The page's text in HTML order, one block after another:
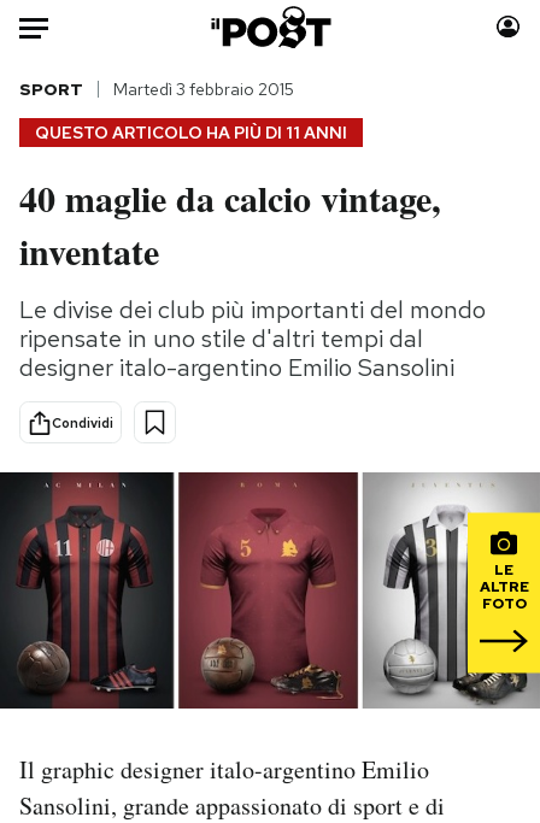
Auto
HOME
Italia
Politica
Tecnologia
Internet
Scienza
Cultura
Economia
Sport
Moda
Storie/Idee
Ok Boomer!
Media
Mondiali calcio 2026
PODCAST
NEWSLETTER
QUESTO ARTICOLO HA PIÙ DI 11 ANNI
SPORT Martedì 3 febbraio 2015
40 maglie da calcio vintage,
inventate
Le divise dei club più importanti del mondo
ripensate in uno stile d'altri tempi dal
designer italo-argentino Emilio Sansolini
Condividi
LE
ALTRE
FOTO
Il graphic designer italo-argentino Emilio
Sansolini, grande appassionato di sport e di